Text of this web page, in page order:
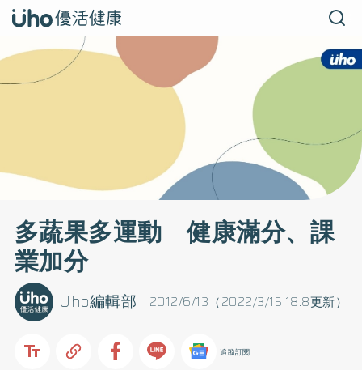
多蔬果多運動 健康滿分、課
業加分
2012/6/13（2022/3/15 18:8更新）
Uho編輯部
追蹤訂閱